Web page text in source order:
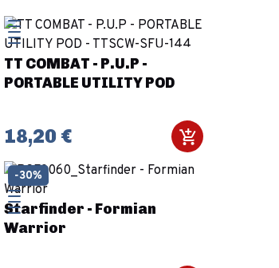
TT COMBAT - P.U.P -
PORTABLE UTILITY POD
18,20 €
Starfinder - Formian
Warrior
-30%